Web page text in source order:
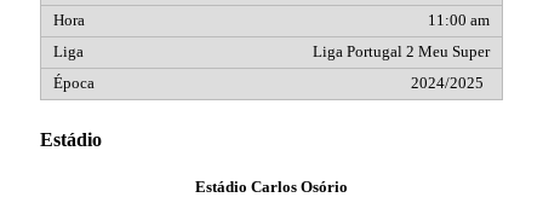
11:00 am
Liga Portugal 2 Meu Super
2024/2025
Estádio
Estádio Carlos Osório